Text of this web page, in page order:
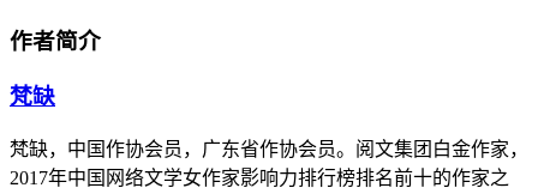
作者简介
梵缺
梵缺，中国作协会员，广东省作协会员。阅文集团白金作家，
2017年中国网络文学女作家影响力排行榜排名前十的作家之